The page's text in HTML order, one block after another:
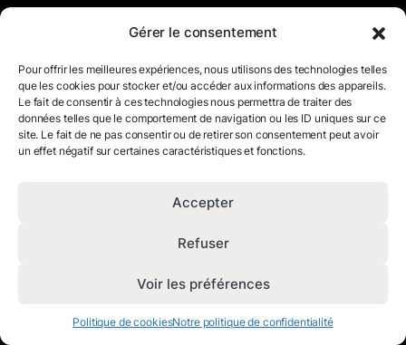
Gérer le consentement
Pour offrir les meilleures expériences, nous utilisons des technologies telles
que les cookies pour stocker et/ou accéder aux informations des appareils.
Le fait de consentir à ces technologies nous permettra de traiter des
données telles que le comportement de navigation ou les ID uniques sur ce
site. Le fait de ne pas consentir ou de retirer son consentement peut avoir
un effet négatif sur certaines caractéristiques et fonctions.
Accepter
Refuser
Voir les préférences
Politique de cookiesNotre politique de confidentialité